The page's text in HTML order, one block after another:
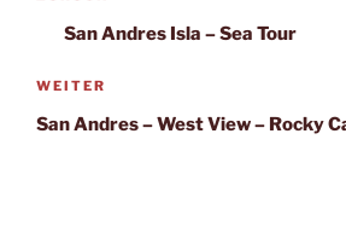
Beitrag
San Andres Isla – Sea Tour
Nächster
Beitrag
WEITER
San Andres – West View – Rocky